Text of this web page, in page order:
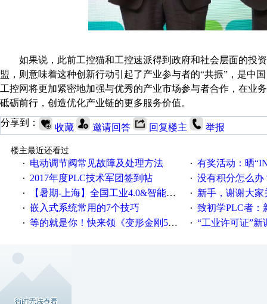
如果说，此前工控猫和工控速派得到政府和社会层面的投
盟，则意味着这种创新行动引起了产业参与者的“共振”，是中
工控网将更加紧密地加强与优秀的产业市场参与者合作，在业
砥砺前行，创造优化产业链的更多服务价值。
分享到：
收藏 邀请回答 回复楼主 举报
楼主最近还看过
·
电动调节阀常见故障及处理方法 · 有奖活动：晒
· 2017年度PLC技术军团签到帖 · 没有积分怎么办
· 【暑期-上海】全国工业4.0&智能制造高级培训班通知！ · 新手，谢谢大
· 嵌入式系统常用的7个技巧 · 致初学PLC者：新人
· 等的就是你！快来领《变形金刚5》观影券 · “工业许可证”新调整：水文仪